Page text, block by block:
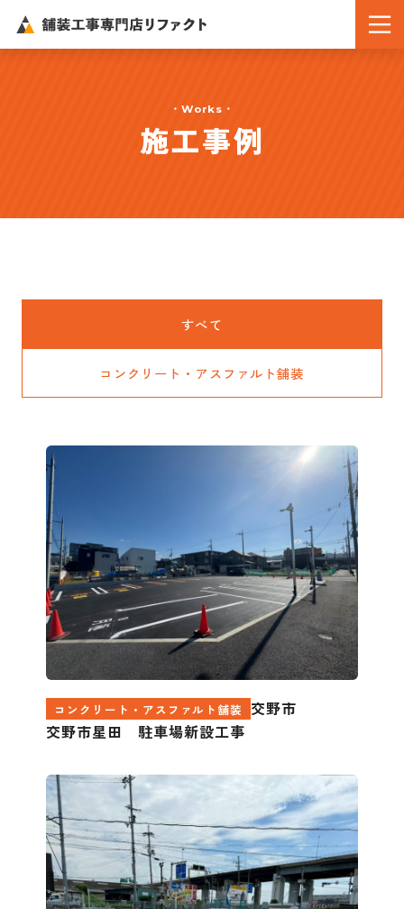
Works
施工事例
すべて
コンクリート・アスファルト舗装
コンクリート・アスファルト舗装
交野市
交野市星田 駐車場新設工事